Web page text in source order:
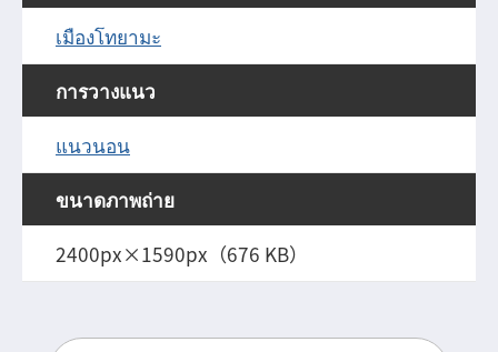
เมืองโทยามะ
การวางแนว
แนวนอน
ขนาดภาพถ่าย
2400px×1590px（676 KB）